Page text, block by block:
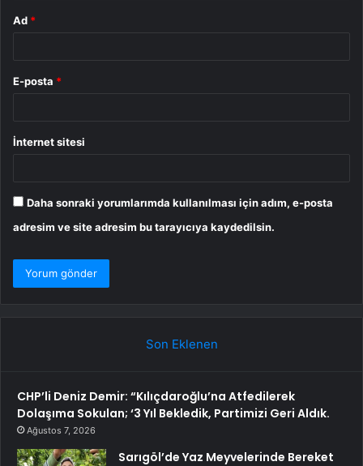
Ad *
E-posta *
İnternet sitesi
Daha sonraki yorumlarımda kullanılması için adım, e-posta
adresim ve site adresim bu tarayıcıya kaydedilsin.
Son Eklenen
CHP’li Deniz Demir: “Kılıçdaroğlu’na Atfedilerek
Dolaşıma Sokulan; ‘3 Yıl Bekledik, Partimizi Geri Aldık.
Ağustos 7, 2026
Sarıgöl’de Yaz Meyvelerinde Bereket